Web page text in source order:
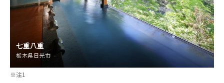
七重八重
栃木県日光市
※注1